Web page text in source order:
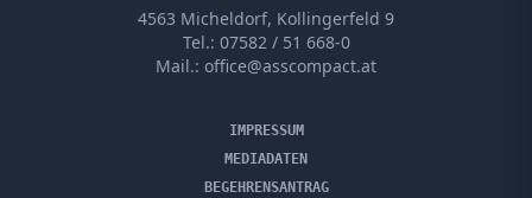
4563 Micheldorf, Kollingerfeld 9
Tel.: 07582 / 51 668-0
Mail.: office@asscompact.at
IMPRESSUM
MEDIADATEN
BEGEHRENSANTRAG